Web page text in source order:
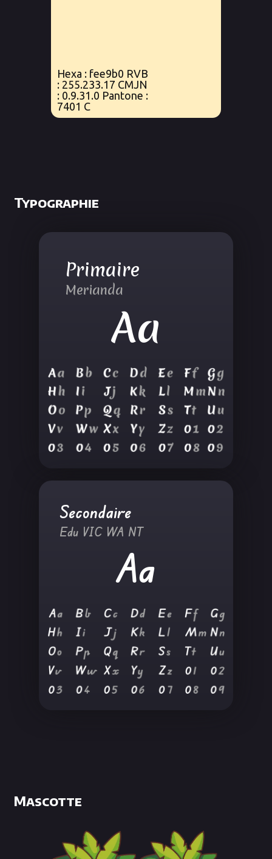
Hexa : fee9b0 RVB
: 255.233.17 CMJN
: 0.9.31.0 Pantone :
7401 C
Typographie
Primaire
Merianda
Aa
Secondaire
Edu VIC WA NT
Aa
Mascotte